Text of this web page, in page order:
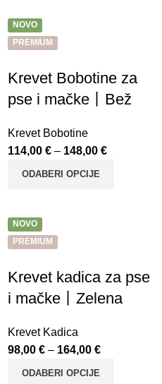
NOVO
PREMIUM
Krevet Bobotine za
pse i mačke丨Bež
Krevet Bobotine
114,00 € – 148,00 €
ODABERI OPCIJE
NOVO
PREMIUM
Krevet kadica za pse
i mačke丨Zelena
Krevet Kadica
98,00 € – 164,00 €
ODABERI OPCIJE